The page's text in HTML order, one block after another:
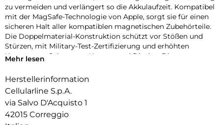
zu vermeiden und verlängert so die Akkulaufzeit. Kompatibel
mit der MagSafe-Technologie von Apple, sorgt sie für einen
sicheren Halt aller kompatiblen magnetischen Zubehörteile.
Die Doppelmaterial-Konstruktion schützt vor Stößen und
Stürzen, mit Military-Test-Zertifizierung und erhöhten
Kanten zum Schutz von Kamera und Display. Die
Material machen ICY MAG zur sicheren und
Mehr lesen
Herstellerinformation
Cellularline S.p.A.
via Salvo D'Acquisto 1
42015 Correggio